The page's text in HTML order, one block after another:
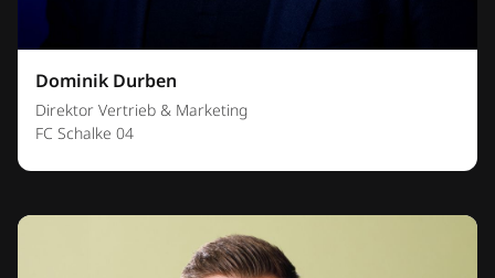
Dominik Durben
Direktor Vertrieb & Marketing
FC Schalke 04